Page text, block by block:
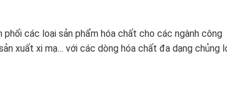
phối các loại sản phẩm hóa chất cho các ngành công
xuất xi mạ… với các dòng hóa chất đa dạng chủng